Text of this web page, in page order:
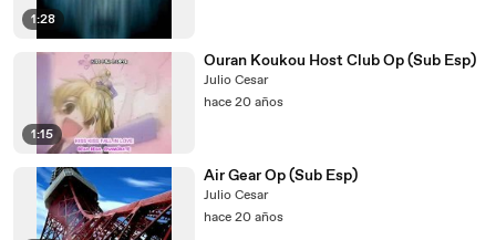
1:28
1:15
Ouran Koukou Host Club Op (Sub Esp)
Julio Cesar
hace 20 años
Air Gear Op (Sub Esp)
Julio Cesar
hace 20 años